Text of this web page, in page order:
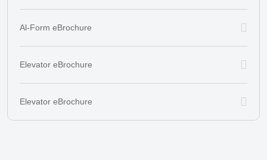
Al-Form eBrochure
Elevator eBrochure
Elevator eBrochure